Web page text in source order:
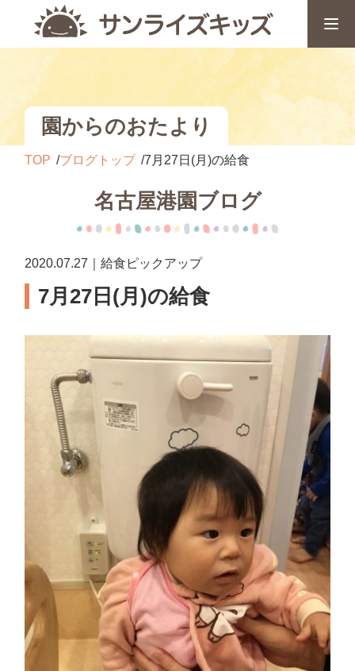
園からのおたより
TOP ブログトップ 7月27日(月)の給食
名古屋港園ブログ
2020.07.27｜給食ピックアップ
7月27日(月)の給食